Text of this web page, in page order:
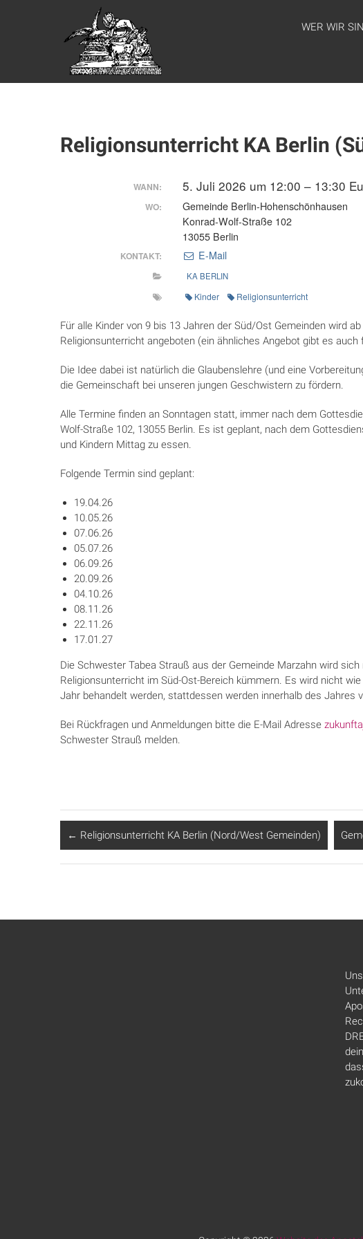
WEBSITE DES
APOSTELAMTES
JESU CHRISTI
KÖR
WER WIR
Religionsunterricht KA Berlin
WANN: 5. Juli 2026 um 12:00 – 13:30
WO:
Gemeinde Berlin-Hohenschönhausen
Konrad-Wolf-Straße 102
13055 Berlin
KONTAKT: E-Mail
KA BERLIN
Kinder Religionsunterricht
Für alle Kinder von 9 bis 13 Jahren der Süd/Ost Gemeinden wird
Religionsunterricht angeboten (ein ähnliches Angebot gibt es auch
Die Idee dabei ist natürlich die Glaubenslehre (und eine
die Gemeinschaft bei unseren jungen Geschwistern zu fördern.
Alle Termine finden an Sonntagen statt, immer nach dem
Wolf-Straße 102, 13055 Berlin. Es ist geplant, nach dem
und Kindern Mittag zu essen.
Folgende Termin sind geplant:
19.04.26
10.05.26
07.06.26
05.07.26
06.09.26
20.09.26
04.10.26
08.11.26
22.11.26
17.01.27
Die Schwester Tabea Strauß aus der Gemeinde Marzahn wird
Religionsunterricht im Süd-Ost-Bereich kümmern. Es wird nicht
Jahr behandelt werden, stattdessen werden innerhalb des Jahres
Bei Rückfragen und Anmeldungen bitte die E-Mail Adresse
Schwester Strauß melden.
← Religionsunterricht KA Berlin (Nord/West Gemeinden)